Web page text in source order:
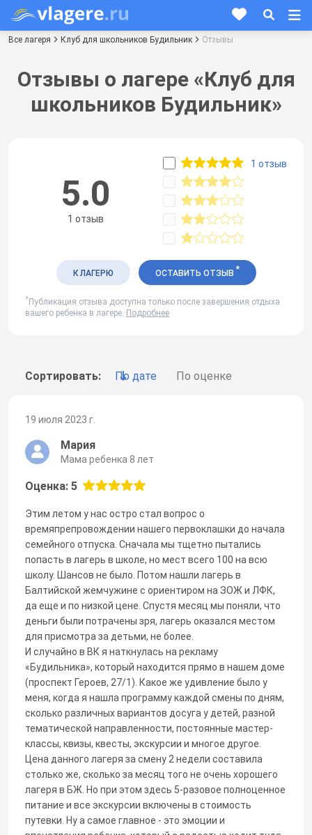
Все лагеря Клуб для школьников Будильник Отзывы
Отзывы о лагере «Клуб для
школьников Будильник»
Сортировать: По дате По оценке
19 июля 2023 г.
Мария
Мама ребенка 8 лет
Оценка: 5
Этим летом у нас остро стал вопрос о
времяпрепровождении нашего первоклашки до начала
семейного отпуска. Сначала мы тщетно пытались
попасть в лагерь в школе, но мест всего 100 на всю
школу. Шансов не было. Потом нашли лагерь в
Балтийской жемчужине с ориентиром на ЗОЖ и ЛФК,
да еще и по низкой цене. Спустя месяц мы поняли, что
деньги были потрачены зря, лагерь оказался местом
для присмотра за детьми, не более.
И случайно в ВК я наткнулась на рекламу
«Будильника», который находится прямо в нашем доме
(проспект Героев, 27/1). Какое же удивление было у
меня, когда я нашла программу каждой смены по дням,
сколько различных вариантов досуга у детей, разной
тематической направленности, постоянные мастер-
классы, квизы, квесты, экскурсии и многое другое.
Цена данного лагеря за смену 2 недели составила
столько же, сколько за месяц того не очень хорошего
лагеря в БЖ. Но при этом здесь 5-разовое полноценное
питание и все экскурсии включены в стоимость
путевки. Ну а самое главное - это эмоции и
5.0
1 отзыв
1 отзыв
К ЛАГЕРЮ ОСТАВИТЬ ОТЗЫВ *
* Публикация отзыва доступна только после завершения отдыха
вашего ребенка в лагере. Подробнее